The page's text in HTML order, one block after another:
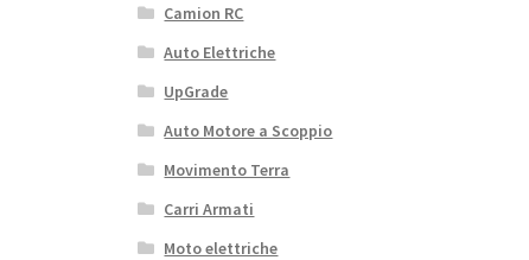
Camion RC
Auto Elettriche
UpGrade
Auto Motore a Scoppio
Movimento Terra
Carri Armati
Moto elettriche